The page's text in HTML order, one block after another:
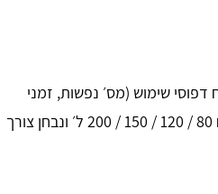
דפוסי שימוש (מס׳ נפשות, זמני
מקלחות), נמליץ על נפח 80 / 120 / 150 / 200 ל׳ ונבחן צורך